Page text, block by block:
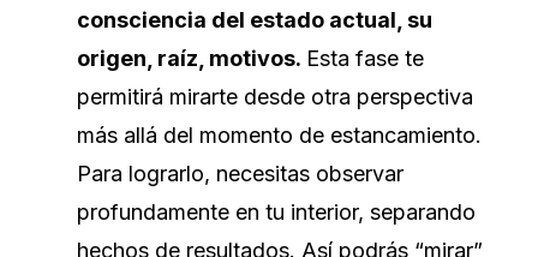
consciencia del estado actual, su
origen, raíz, motivos. Esta fase te
permitirá mirarte desde otra perspectiva
más allá del momento de estancamiento.
Para lograrlo, necesitas observar
profundamente en tu interior, separando
hechos de resultados. Así podrás “mirar”